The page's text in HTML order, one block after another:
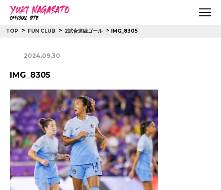
TOP > FUN CLUB > 2試合連続ゴール > IMG_8305
2024.09.30
IMG_8305